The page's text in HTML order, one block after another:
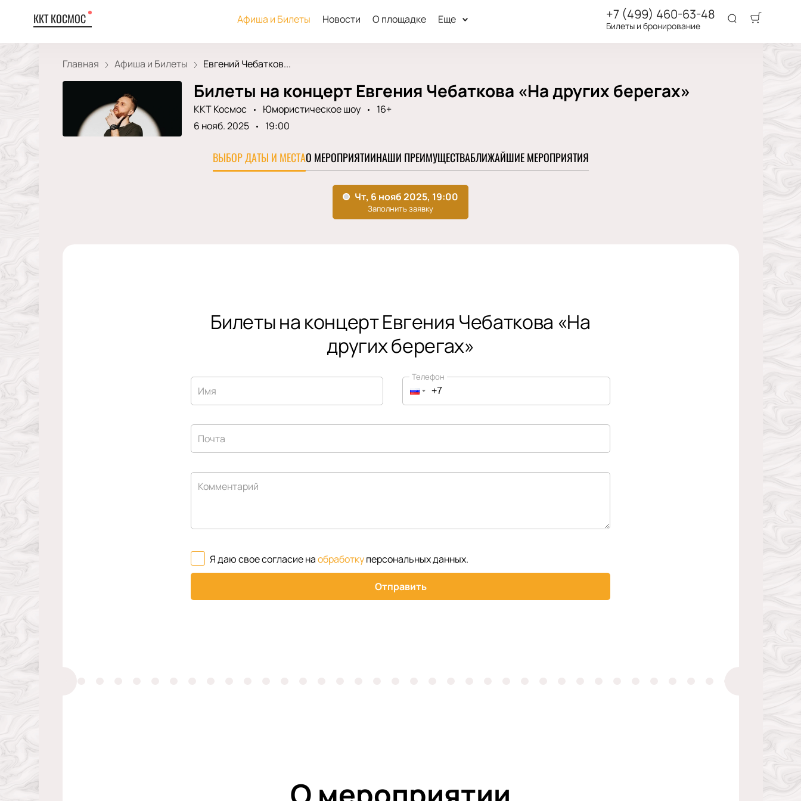
ККТ КОСМОС Афиша и Билеты Новости О площадке Еще +7 (499) 460-63-48
Билеты и бронирование
Главная Афиша и Билеты Евгений Чебатков...
Билеты на концерт Евгения Чебаткова «На других берегах»
ККТ Космос Юмористическое шоу
16+
6 нояб. 2025
19:00
ВЫБОР ДАТЫ И МЕСТАО МЕРОПРИЯТИИНАШИ ПРЕИМУЩЕСТВАБЛИЖАЙШИЕ МЕРОПРИЯТИЯ
Билеты на концерт Евгения Чебаткова «На
других берегах»
Имя
Телефон
Почта
Комментарий
Я даю свое согласие наобработкуперсональных данных.
Отправить